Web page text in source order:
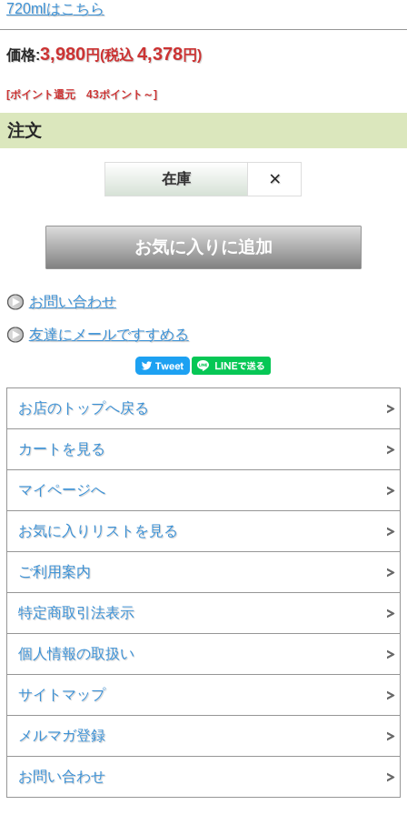
720mlはこちら
価格:3,980円(税込 4,378円)
[ポイント還元 43ポイント～]
注文
在庫 ×
お問い合わせ
友達にメールですすめる
お店のトップへ戻る
カートを見る
マイページへ
お気に入りリストを見る
ご利用案内
特定商取引法表示
個人情報の取扱い
サイトマップ
メルマガ登録
お問い合わせ